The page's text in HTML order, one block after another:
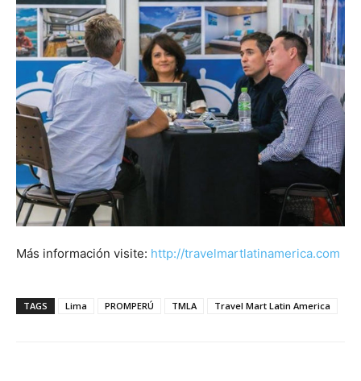
Más información visite: http://travelmartlatinamerica.com
TAGS Lima PROMPERÚ TMLA Travel Mart Latin America